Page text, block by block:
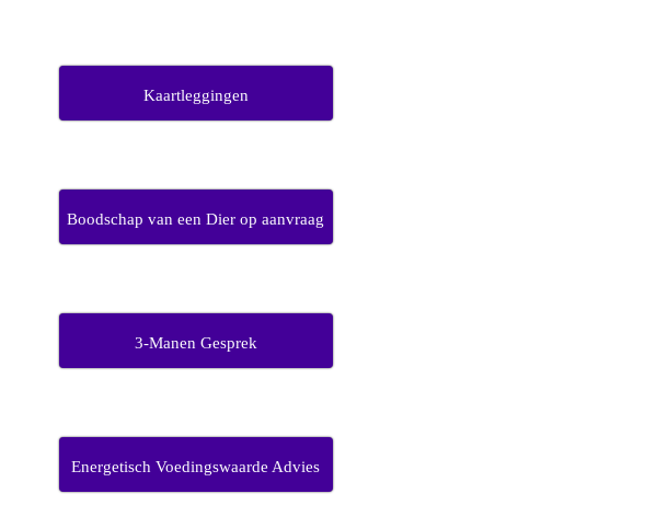
Kaartleggingen
Boodschap van een Dier op aanvraag
3-Manen Gesprek
Energetisch Voedingswaarde Advies